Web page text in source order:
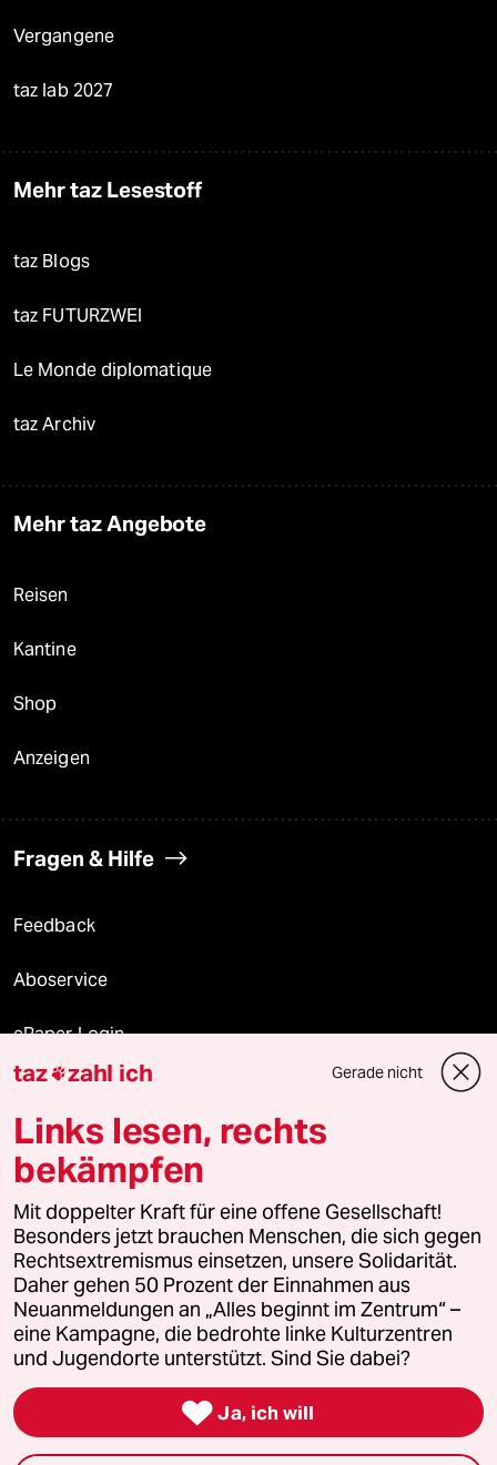
Vergangene
taz lab 2027
Mehr taz Lesestoff
taz Blogs
taz FUTURZWEI
Le Monde diplomatique
taz Archiv
Mehr taz Angebote
Reisen
Kantine
Shop
Anzeigen
Fragen & Hilfe
Feedback
Aboservice
ePaper Login
Downloads für Abonnierende
© 2026 taz Verlags und Vertriebs GmbH
Alle Rechte vorbehalten. Bei rechtlichen Fragen oder für Genehmigungen
wenden Sie sich bitte an
lizenzen@taz.de
Feedback Redaktionsstatut Kommune-Richtlinien
Leitlinie Informant Datenschutz Impressum AGB
Seitenwende Einwilligungen widerrufen (Ads)
taz zahl ich Gerade nicht
Links lesen, rechts
bekämpfen
Mit doppelter Kraft für eine offene Gesellschaft!
Besonders jetzt brauchen Menschen, die sich gegen
Rechtsextremismus einsetzen, unsere Solidarität.
Daher gehen 50 Prozent der Einnahmen aus
Neuanmeldungen an „Alles beginnt im Zentrum“ –
eine Kampagne, die bedrohte linke Kulturzentren
und Jugendorte unterstützt. Sind Sie dabei?
 Ja, ich will